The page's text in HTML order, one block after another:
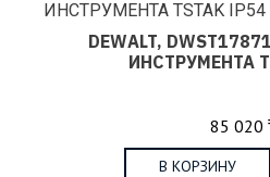
DEWALT,
ИНСТРУМЕНТА
85 020
В КОРЗИНУ